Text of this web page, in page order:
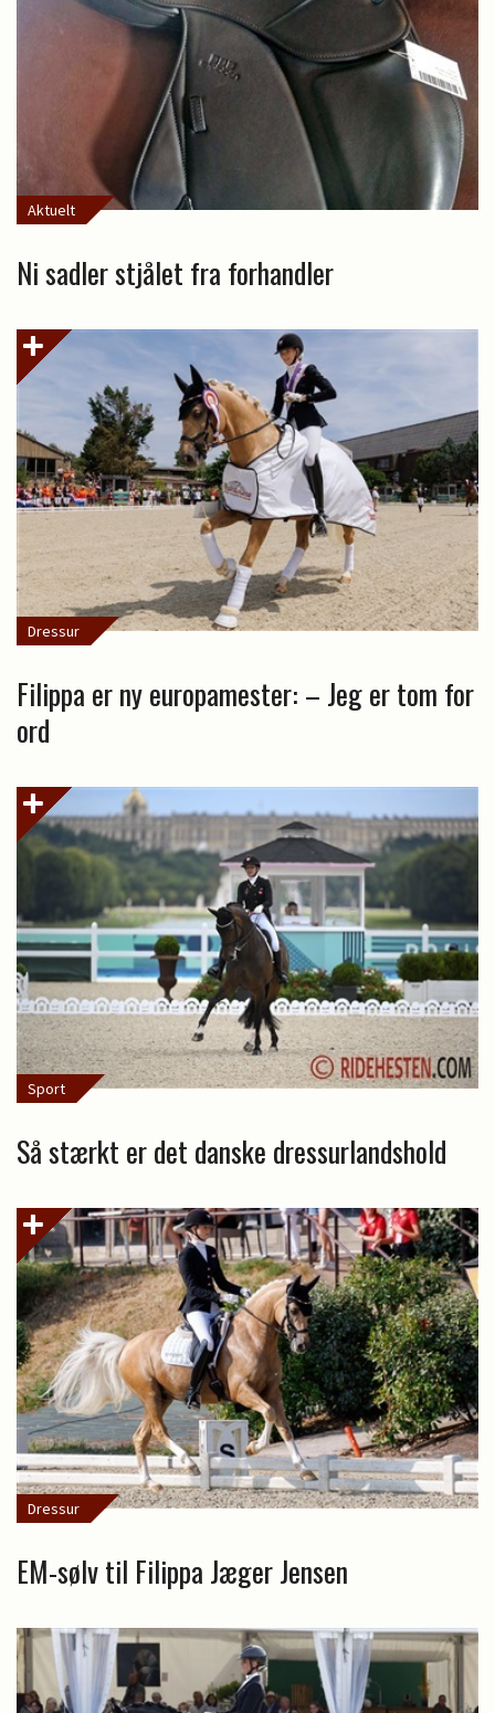
Aktuelt
Ni sadler stjålet fra forhandler
Dressur
Filippa er ny europamester: – Jeg er tom for
ord
Sport
Så stærkt er det danske dressurlandshold
Dressur
EM-sølv til Filippa Jæger Jensen